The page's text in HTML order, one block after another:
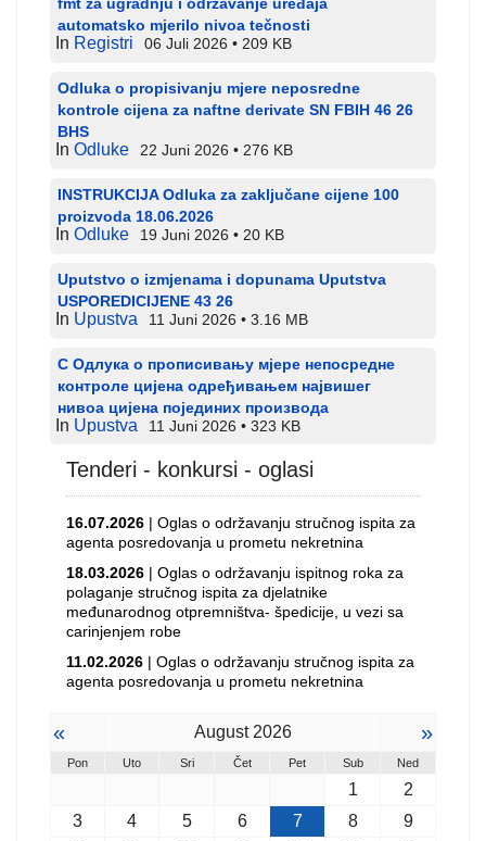
automatsko mjerilo nivoa tečnosti
In Registri 06 Juli 2026 209 KB
Odluka o propisivanju mjere neposredne
kontrole cijena za naftne derivate SN FBIH 46 26
BHS
In Odluke 22 Juni 2026 276 KB
INSTRUKCIJA Odluka za zaključane cijene 100
proizvoda 18.06.2026
In Odluke 19 Juni 2026 20 KB
Uputstvo o izmjenama i dopunama Uputstva
USPOREDICIJENE 43 26
In Upustva 11 Juni 2026 3.16 MB
С Одлука о прописивању мјере непосредне
контроле цијена одређивањем највишег
нивоа цијена појединих производа
In Upustva 11 Juni 2026 323 KB
Tenderi - konkursi - oglasi
16.07.2026 | Oglas o održavanju stručnog ispita za
agenta posredovanja u prometu nekretnina
18.03.2026 | Oglas o održavanju ispitnog roka za
polaganje stručnog ispita za djelatnike
međunarodnog otpremništva- špedicije, u vezi sa
carinjenjem robe
11.02.2026 | Oglas o održavanju stručnog ispita za
agenta posredovanja u prometu nekretnina
« August 2026 »
Pon Uto Sri Čet Pet Sub Ned
1
2
3
4 5 6 7 8
9